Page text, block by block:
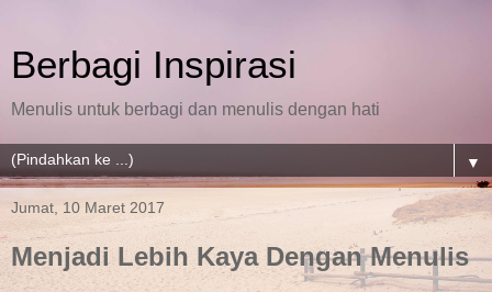
Berbagi Inspirasi
Menulis untuk berbagi dan menulis dengan hati
▼
Jumat, 10 Maret 2017
Menjadi Lebih Kaya Dengan Menulis